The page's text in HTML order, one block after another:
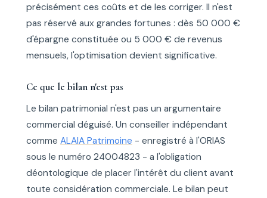
précisément ces coûts et de les corriger. Il n'est
pas réservé aux grandes fortunes : dès 50 000 €
d'épargne constituée ou 5 000 € de revenus
mensuels, l'optimisation devient significative.
Ce que le bilan n'est pas
Le bilan patrimonial n'est pas un argumentaire
commercial déguisé. Un conseiller indépendant
comme ALAIA Patrimoine - enregistré à l'ORIAS
sous le numéro 24004823 - a l'obligation
déontologique de placer l'intérêt du client avant
toute considération commerciale. Le bilan peut